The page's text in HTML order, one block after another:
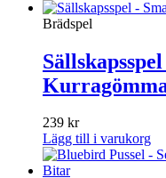
Brädspel
239 kr
Lägg till i varukorg